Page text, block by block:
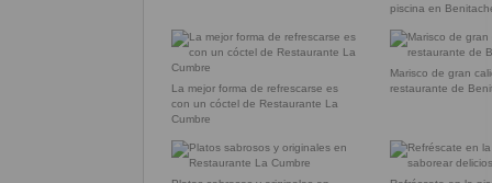
piscina en
La mejor forma de refrescarse es
con un cóctel de Restaurante La
Cumbre
Marisco de gran
restaurante de